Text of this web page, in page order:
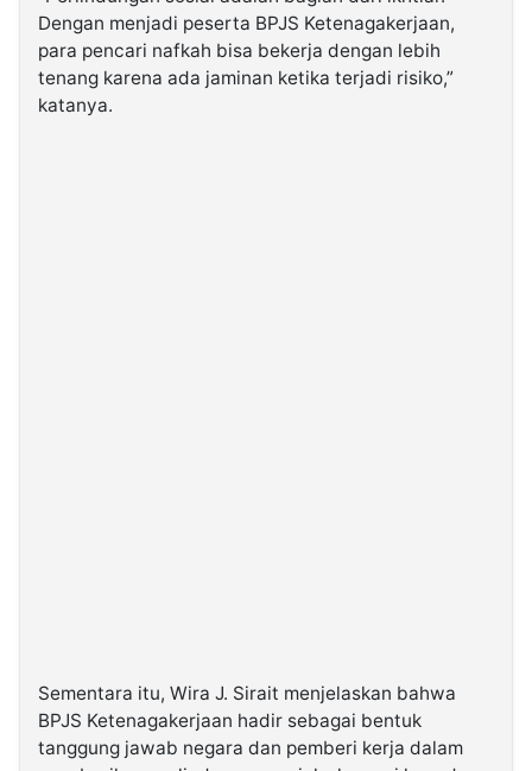
Dengan menjadi peserta BPJS Ketenagakerjaan,
para pencari nafkah bisa bekerja dengan lebih
tenang karena ada jaminan ketika terjadi risiko,”
katanya.
Sementara itu, Wira J. Sirait menjelaskan bahwa
BPJS Ketenagakerjaan hadir sebagai bentuk
tanggung jawab negara dan pemberi kerja dalam